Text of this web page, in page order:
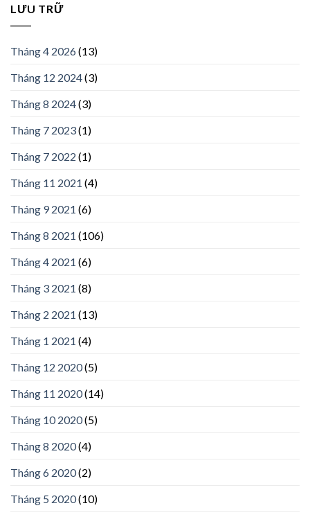
LƯU TRỮ
Tháng 4 2026(13)
Tháng 12 2024(3)
Tháng 8 2024(3)
Tháng 7 2023(1)
Tháng 7 2022 (1)
Tháng 11 2021 (4)
Tháng 9 2021 (6)
Tháng 8 2021 (106)
Tháng 4 2021 (6)
Tháng 3 2021 (8)
Tháng 2 2021 (13)
Tháng 1 2021 (4)
Tháng 12 2020(5)
Tháng 11 2020(14)
Tháng 10 2020(5)
Tháng 8 2020(4)
Tháng 6 2020(2)
Tháng 5 2020(10)